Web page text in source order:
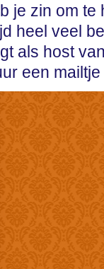
je zin om te
heel veel
als host
een